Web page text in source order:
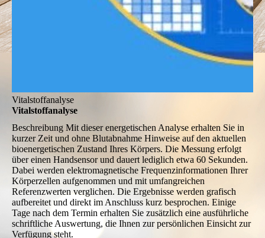
Vitalstoffanalyse
Vitalstoffanalyse
Beschreibung Mit dieser energetischen Analyse erhalten Sie in
kurzer Zeit und ohne Blutabnahme Hinweise auf den aktuellen
bioenergetischen Zustand Ihres Körpers. Die Messung erfolgt
über einen Handsensor und dauert lediglich etwa 60 Sekunden.
Dabei werden elektromagnetische Frequenzinformationen Ihrer
Körperzellen aufgenommen und mit umfangreichen
Referenzwerten verglichen. Die Ergebnisse werden grafisch
aufbereitet und direkt im Anschluss kurz besprochen. Einige
Tage nach dem Termin erhalten Sie zusätzlich eine ausführliche
schriftliche Auswertung, die Ihnen zur persönlichen Einsicht zur
Verfügung steht.